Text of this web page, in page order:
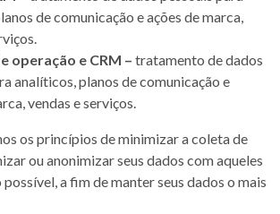
de comunicação e ações de marca,
operação e CRM – tratamento de dados
analíticos, planos de comunicação e
vendas e serviços.
os princípios de minimizar a coleta de
ou anonimizar seus dados com aqueles
a fim de manter seus dados o mais